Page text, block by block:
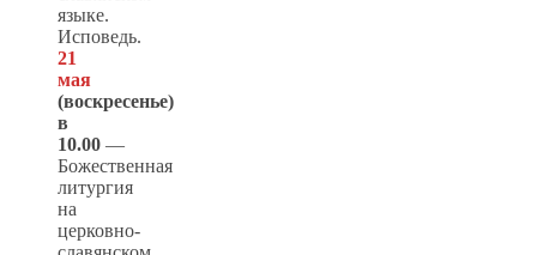
языке.
Исповедь.
21
мая
(воскресенье)
в
10.00 —
Божественная
литургия
на
церковно-